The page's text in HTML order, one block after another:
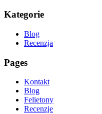
Kategorie
Blog
Recenzja
Pages
Kontakt
Blog
Felietony
Recenzje